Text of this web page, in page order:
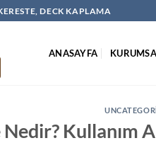
DECK KAPLAMA
ANASAYFA
Kullanım